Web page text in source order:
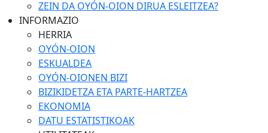
ZEIN DA OYÓN-OION DIRUA ESLEITZEA?
INFORMAZIO
HERRIA
OYÓN-OION
ESKUALDEA
OYÓN-OIONEN BIZI
BIZIKIDETZA ETA PARTE-HARTZEA
EKONOMIA
DATU ESTATISTIKOAK